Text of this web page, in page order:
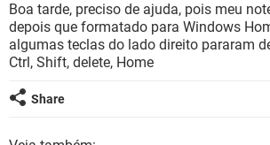
GUIA DE COMPRAS
INSTAGRAM GMAIL
GUIA DE COMPRAS
CELULAR FACEBOOK
OUTLOOK EXCEL
INSTAGRAM
GUIA DE COMPRAS
Boa tarde, preciso de ajuda, pois meu
depois que formatado para Windows
algumas teclas do lado direito pararam
Ctrl, Shift, delete, Home
Share